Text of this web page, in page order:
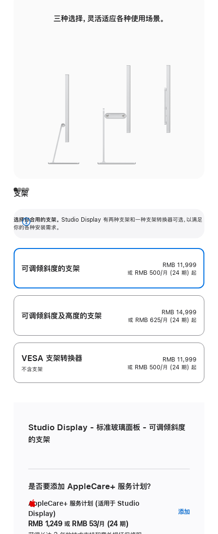
三种选择，灵活适应各种使用场景。
支架
选择你合用的支架。 Studio Display 有两种支架和一种支架转换器可选，以满足
你的各种安装需求。
展
可调倾斜度的支架
RMB 11,999
或 RMB 500/月 (24 期) 起
可调倾斜度及高‍度的支‍架
RMB 14,999
或 RMB 625/月 (24 期) 起
VESA 支架转换器
不含支架
RMB 11,999
或 RMB 500/月 (24 期) 起
Studio Display - 标准玻璃面板 - 可调倾斜度
的支架
是否要添加 AppleCare+ 服务计划？
AppleCare+ 服务计划 (适用于 Studio
Display)
RMB 1,249 或 RMB 53/月 (24 期)
添加